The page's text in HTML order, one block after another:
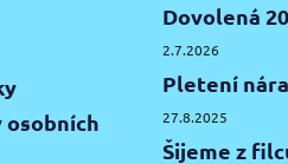
osobních
Dovolená
2.7.2026
Pletení
27.8.2025
Šijeme z